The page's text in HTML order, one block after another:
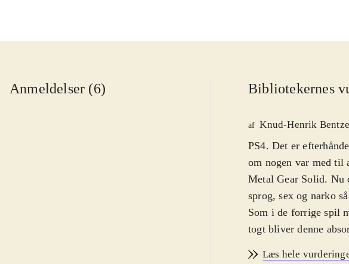
Anmeldelser (6) Bibliotekernes
af Knud-Henrik
PS4. Det er
om nogen var med til
Metal Gear Solid. Nu
sprog, sex og narko
Som i de forrige spil
togt bliver denne
Læs hele